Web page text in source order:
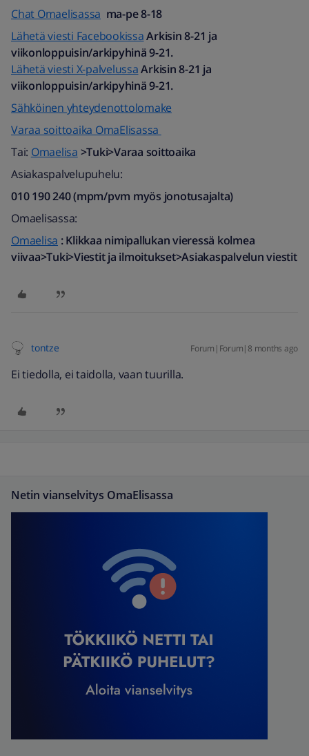
Chat Omaelisassa ma-pe 8-18
Lähetä viesti FacebookissaArkisin 8-21 ja
viikonloppuisin/arkipyhinä 9-21.
Lähetä viesti X-palvelussaArkisin 8-21 ja
viikonloppuisin/arkipyhinä 9-21.
Sähköinen yhteydenottolomake
Varaa soittoaika OmaElisassa
Tai: Omaelisa >Tuki>Varaa soittoaika
Asiakaspalvelupuhelu:
010 190 240 (mpm/pvm myös jonotusajalta)​
Omaelisassa:
Omaelisa : Klikkaa nimipallukan vieressä kolmea
viivaa>Tuki>Viestit ja ilmoitukset>Asiakaspalvelun viestit
tontze Forum|Forum|8 months ago
Ei tiedolla, ei taidolla, vaan tuurilla.
Netin vianselvitys OmaElisassa